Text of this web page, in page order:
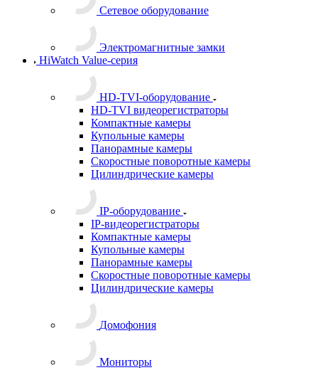
Сетевое оборудование
Электромагнитные замки
HiWatch Value-серия
HD-TVI-оборудование
HD-TVI видеорегистраторы
Компактные камеры
Купольные камеры
Панорамные камеры
Скоростные поворотные камеры
Цилиндрические камеры
IP-оборудование
IP-видеорегистраторы
Компактные камеры
Купольные камеры
Панорамные камеры
Скоростные поворотные камеры
Цилиндрические камеры
Домофония
Мониторы